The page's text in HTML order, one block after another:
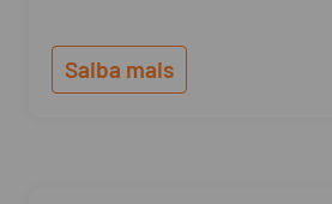
Saiba mais